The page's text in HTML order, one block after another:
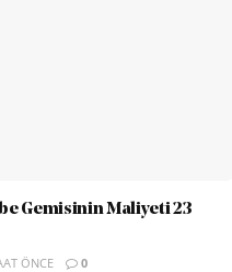
Gemisinin Maliyeti 23
ÖNCE 0